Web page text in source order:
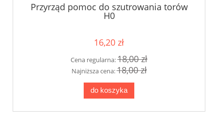
Przyrząd pomoc do szutrowania torów
H0
16,20 zł
Cena regularna:18,00 zł
Najniższa cena:18,00 zł
do koszyka